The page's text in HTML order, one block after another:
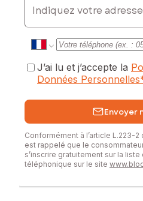
J’ai lu et j’accepte la
Données Personnelles
Envoyer
Conformément à l’article L.223-
est rappelé que le
s’inscrire gratuitement sur la
téléphonique sur le site